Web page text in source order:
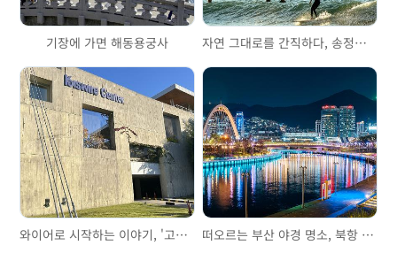
기장에 가면 해동용궁사 자연 그대로를 간직하다, 송정해수욕장
와이어로 시작하는 이야기, '고려제강기념관'을 걷다 떠오르는 부산 야경 명소, 북항 친수공원